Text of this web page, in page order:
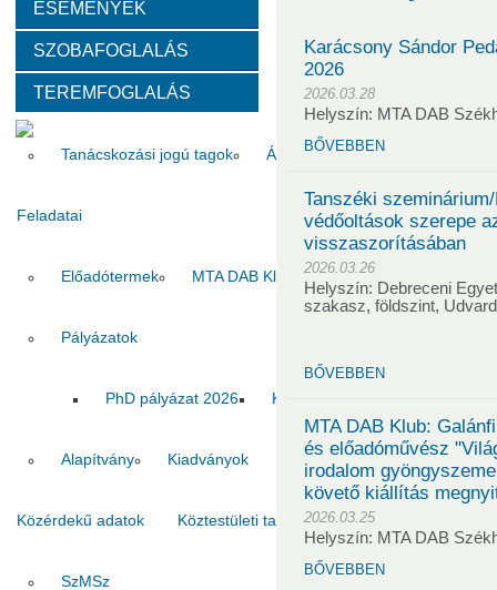
Szervezeti felépítése
Választott vezetők Akadémikusok Nem akadémikus
Tanácskozási jogú tagok Állandó meghívottak
Feladatai
Előadótermek MTA DAB Klub Vendégszobák
Pályázatok
PhD pályázat 2026 Kiadvány pályázat 2026
Alapítvány Kiadványok
Közérdekű adatok
SzMSz
Köztestületi tagok Kapcsolat
ESEMÉNYEK
SZOBAFOGLALÁS
TEREMFOGLALÁS
Karácsony Sándor
2026
2026.03.28
Helyszín: MTA DAB
BŐVEBBEN
Tanszéki
védőoltások szerepe
visszaszorításában
2026.03.26
Helyszín: Debreceni
szakasz, földszint,
BŐVEBBEN
MTA DAB Klub:
és előadóművész
irodalom
követő kiállítás
2026.03.25
Helyszín: MTA DAB
BŐVEBBEN